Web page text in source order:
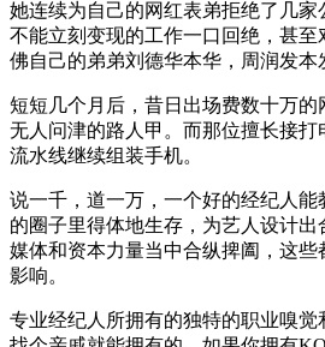
她连续为自己的网红表弟拒绝了几
不能立刻变现的工作一口回绝，甚
佛自己的弟弟刘德华本华，周润发本
短短几个月后，昔日出场费数十万的
无人问津的路人甲。而那位擅长接打
流水线继续组装手机。
说一千，道一万，一个好的经纪人
的圈子里得体地生存，为艺人设计
媒体和资本力量当中合纵捭阖，这
影响。
专业经纪人所拥有的独特的职业嗅